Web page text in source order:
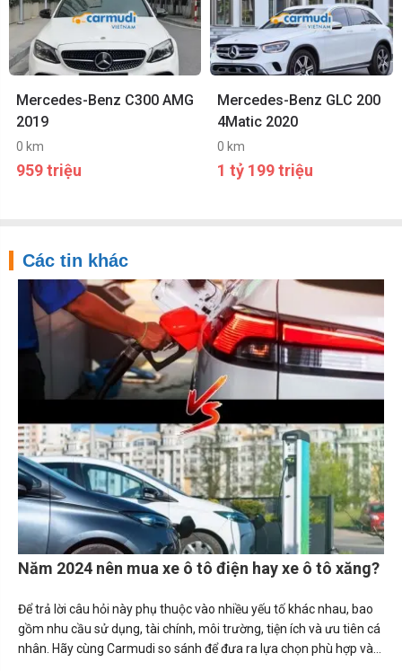
Mercedes-Benz C300 AMG
2019
0 km
959 triệu
Mercedes-Benz GLC 200
4Matic 2020
0 km
1 tỷ 199 triệu
Các tin khác
Năm 2024 nên mua xe ô tô điện hay xe ô tô xăng?
Để trả lời câu hỏi này phụ thuộc vào nhiều yếu tố khác nhau, bao
gồm nhu cầu sử dụng, tài chính, môi trường, tiện ích và ưu tiên cá
nhân. Hãy cùng Carmudi so sánh để đưa ra lựa chọn phù hợp và